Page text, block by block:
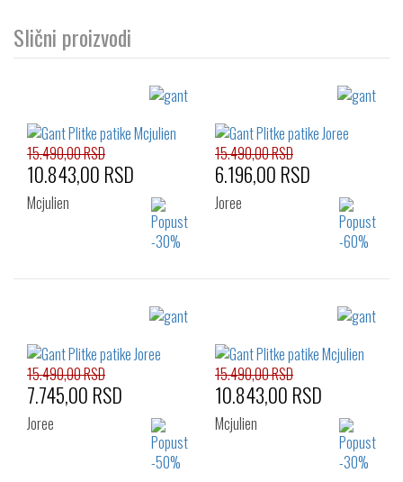
Slični proizvodi
Izaberi željeni broj:
44
45
15.490,00 RSD
10.843,00 RSD
Mcjulien
Izaberi željeni broj:
15.490,00 RSD
6.196,00 RSD
Joree
15.490,00 RSD
7.745,00 RSD
Joree
15.490,00 RSD
10.843,00 RSD
Mcjulien